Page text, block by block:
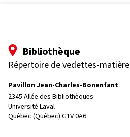
Bibliothèque
Répertoire de vedettes-matière
Pavillon Jean-Charles-Bonenfant
2345 Allée des Bibliothèques
Université Laval
Québec (Québec) G1V 0A6